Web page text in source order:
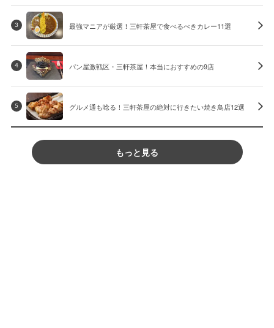
3 最強マニアが厳選！三軒茶屋で食べるべきカレー11選
4 パン屋激戦区・三軒茶屋！本当におすすめの9店
5 グルメ通も唸る！三軒茶屋の絶対に行きたい焼き鳥店12選
もっと見る